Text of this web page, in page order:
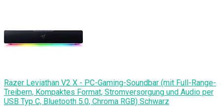
Razer Leviathan V2 X - PC-Gaming-Soundbar (mit Full-Range-
Treibern, Kompaktes Format, Stromversorgung und Audio per
USB Typ C, Bluetooth 5.0, Chroma RGB) Schwarz